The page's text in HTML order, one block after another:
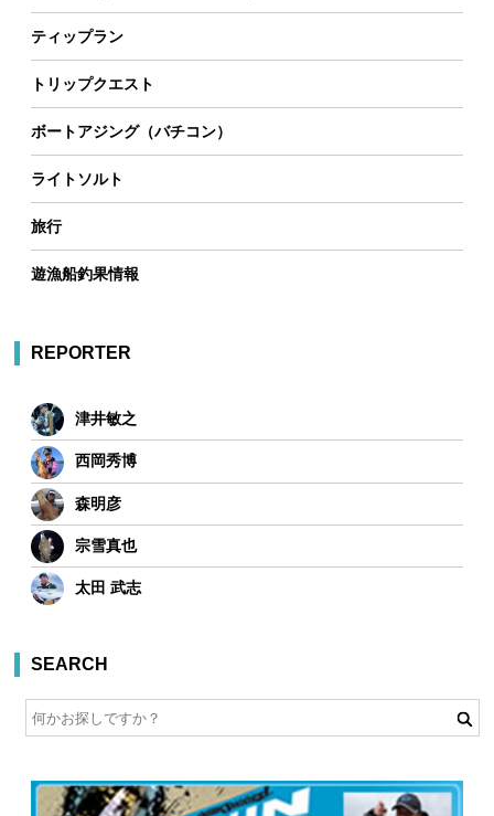
ティップラン
トリップクエスト
ボートアジング（バチコン）
ライトソルト
旅行
遊漁船釣果情報
REPORTER
津井敏之
西岡秀博
森明彦
宗雪真也
太田 武志
SEARCH